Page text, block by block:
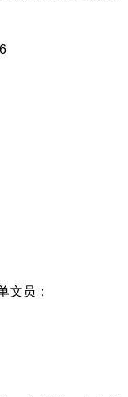
文员；